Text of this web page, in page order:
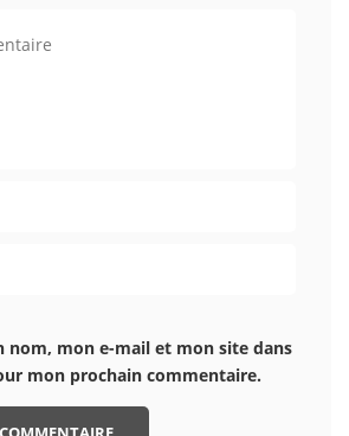
nom, mon e-mail et mon site dans
mon prochain commentaire.